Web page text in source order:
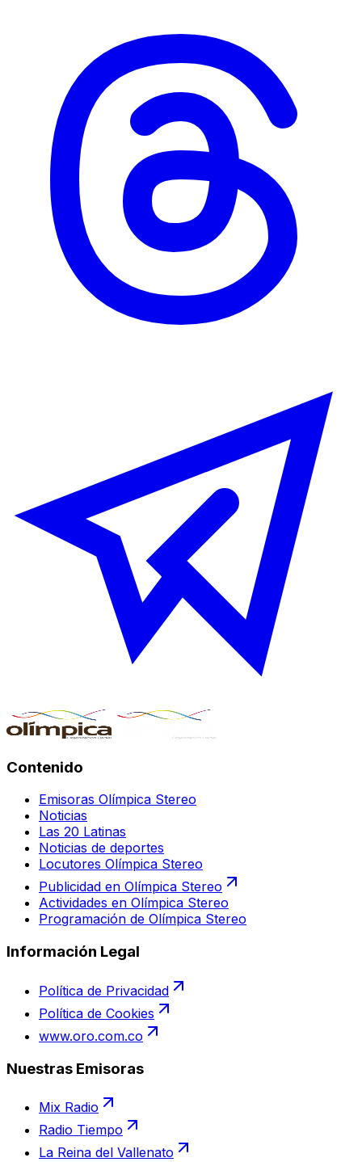
Contenido
Emisoras Olímpica Stereo
Noticias
Las 20 Latinas
Noticias de deportes
Locutores Olímpica Stereo
Publicidad en Olímpica Stereo
Actividades en Olímpica Stereo
Programación de Olímpica Stereo
Información Legal
Política de Privacidad
Política de Cookies
www.oro.com.co
Nuestras Emisoras
Mix Radio
Radio Tiempo
La Reina del Vallenato